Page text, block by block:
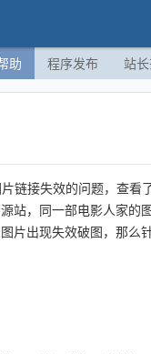
助 程序发布 站
链接失效的问题，查看
站，同一部电影人家的
片出现失效破图，那么